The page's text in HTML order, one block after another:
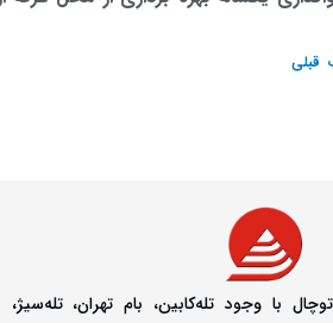
قبلی
با وجود تله‌کابین، بام تهران، تله‌سیژ،